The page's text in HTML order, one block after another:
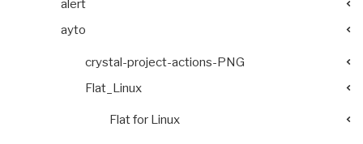
alert
ayto
crystal-project-actions-PNG
Flat_Linux
Flat for Linux